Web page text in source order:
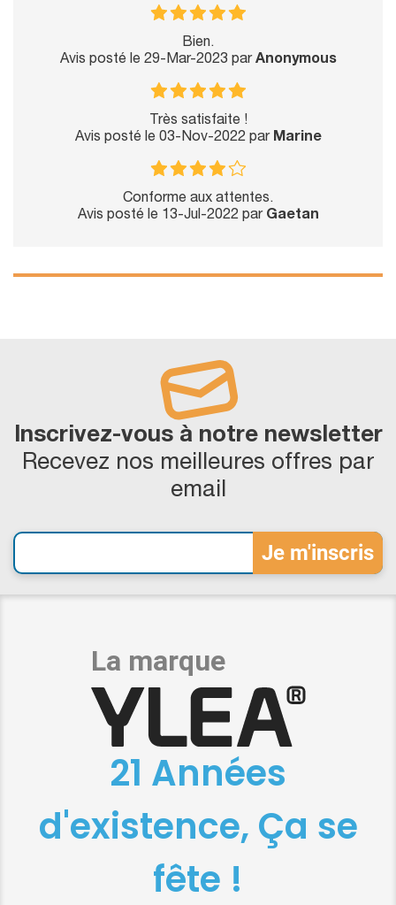
Bien.
Avis posté le 29-Mar-2023 parAnonymous
Très satisfaite !
Avis posté le 03-Nov-2022 par Marine
Conforme aux attentes.
Avis posté le 13-Jul-2022 par Gaetan
Inscrivez-vous à notre newsletter
Recevez nos meilleures offres par
email
21 Années
d'existence, Ça se
fête !